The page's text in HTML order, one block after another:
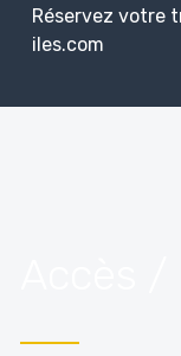
Réservez votre
iles.com